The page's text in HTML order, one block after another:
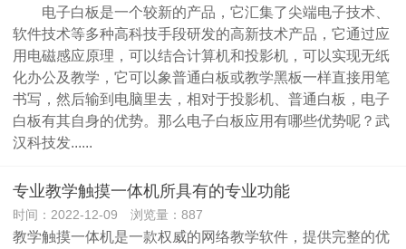
电子白板是一个较新的产品，它汇集了尖端电子技术、
软件技术等多种高科技手段研发的高新技术产品，它通过应
用电磁感应原理，可以结合计算机和投影机，可以实现无纸
化办公及教学，它可以象普通白板或教学黑板一样直接用笔
书写，然后输到电脑里去，相对于投影机、普通白板，电子
白板有其自身的优势。那么电子白板应用有哪些优势呢？武
汉科技发......
专业教学触摸一体机所具有的专业功能
时间：2022-12-09 浏览量：887
教学触摸一体机是一款权威的网络教学软件，提供完整的优